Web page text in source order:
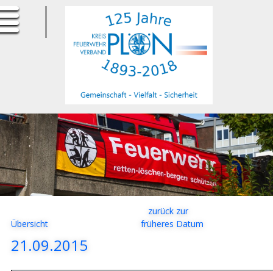
ErfurtApotheke.com
zurück zur
Übersicht
früheres Datum
21.09.2015